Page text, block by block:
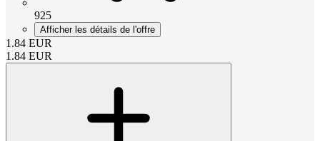
925
Afficher les détails de l'offre
1.84 EUR
1.84 EUR